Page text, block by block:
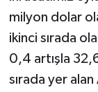
milyon dolar
ikinci sırada
0,4 artışla
sırada yer alan